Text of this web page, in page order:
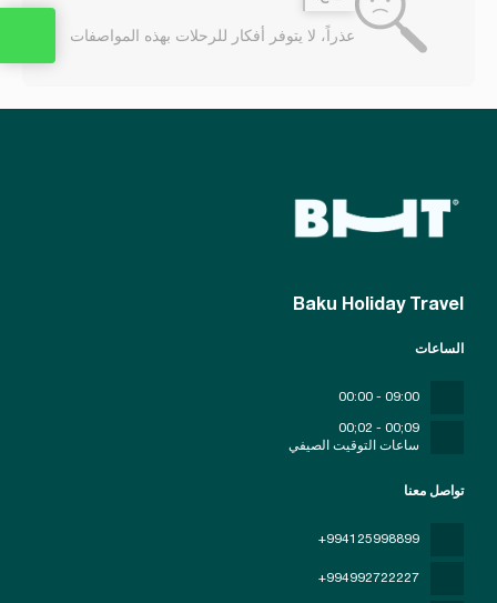
عذراً، لا يتوفر أفكار للرحلات بهذه المواصفات
Baku Holiday Travel
تواصل معنا
+994125998899
+994992722227
الساعات
09:00 - 00:00
09;00 - 02;00
ساعات التوقيت الصيفي